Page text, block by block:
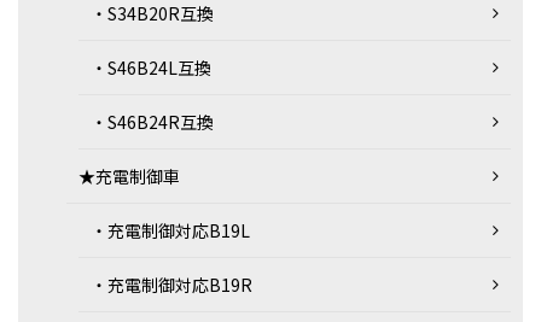
・S34B20R互換
・S46B24L互換
・S46B24R互換
★充電制御車
・充電制御対応B19L
・充電制御対応B19R